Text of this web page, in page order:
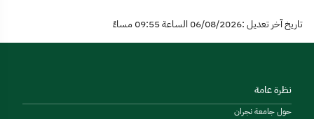
تاريخ آخر تعديل :06/08/2026 الساعة 09:55 مساءً
نظرة عامة
حول جامعة نجران